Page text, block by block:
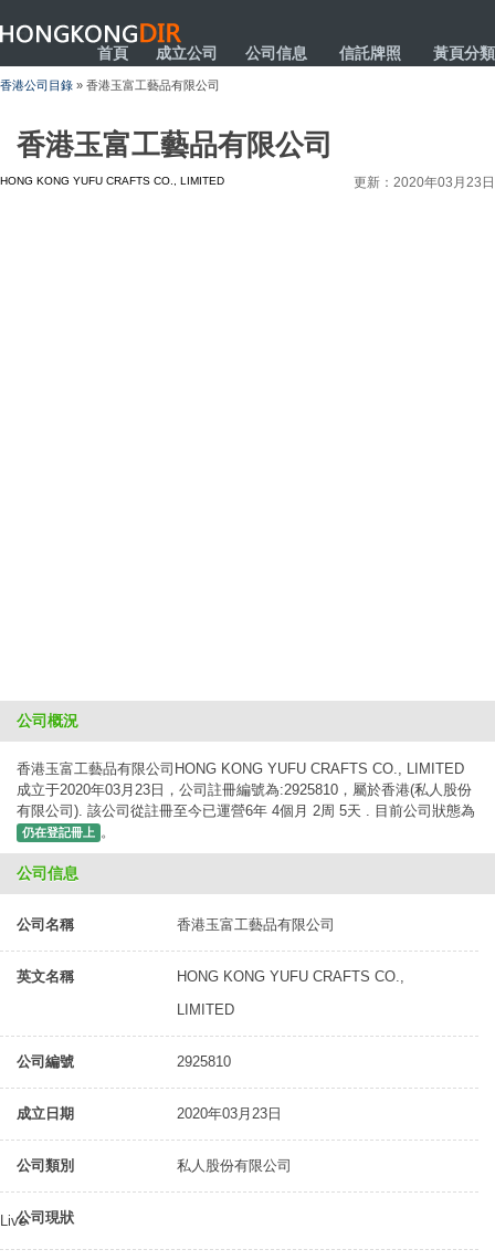
HONGKONGDIR
首頁 成立公司 公司信息 信託牌照 黃頁分類
香港公司目錄 » 香港玉富工藝品有限公司
香港玉富工藝品有限公司
HONG KONG YUFU CRAFTS CO., LIMITED 更新：2020年03月23日
公司概況
香港玉富工藝品有限公司HONG KONG YUFU CRAFTS CO., LIMITED
成立于2020年03月23日，公司註冊編號為:2925810，屬於香港(私人股份
有限公司). 該公司從註冊至今已運營6年 4個月 2周 5天 . 目前公司狀態為
仍在登記冊上 。
公司信息
公司名稱 香港玉富工藝品有限公司
英文名稱
HONG KONG YUFU CRAFTS CO.,
LIMITED
公司編號 2925810
成立日期 2020年03月23日
公司類別 私人股份有限公司
公司現狀
Live